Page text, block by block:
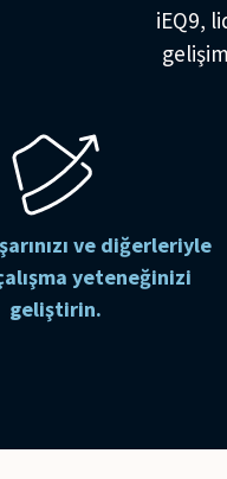
iEQ9,
ve diğerleriyle
yeteneğinizi
geliştirin.